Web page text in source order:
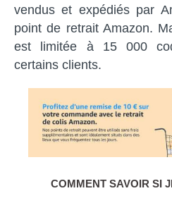
vendus et expédiés par
point de retrait Amazon.
est limitée à 15 000
certains clients.
COMMENT SAVOIR SI